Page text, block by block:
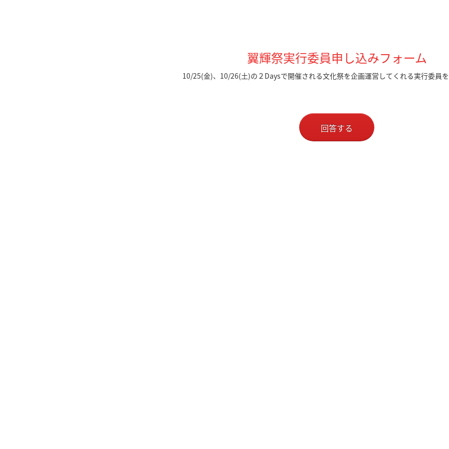
翼輝祭実行委員申し込みフォーム
10/25(金)、10/26(土)の２Daysで開催される文化祭を企画運営してくれる実行委員を
回答する